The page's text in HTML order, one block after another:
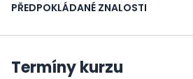
PŘEDPOKLÁDANÉ ZNALOSTI
Termíny kurzu